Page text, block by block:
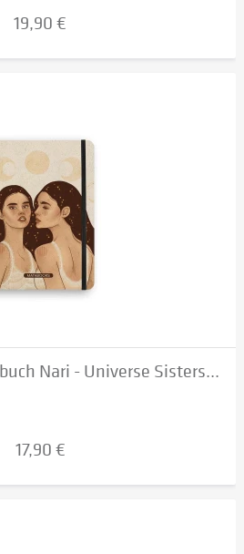
19,90 €
Nari - Universe Sisters...
17,90 €